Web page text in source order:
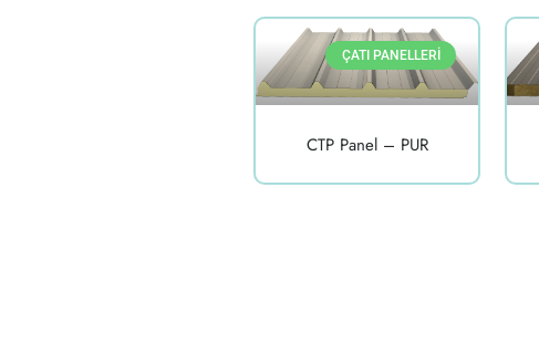
ÇATI PANELLERI
CTP Panel – PUR